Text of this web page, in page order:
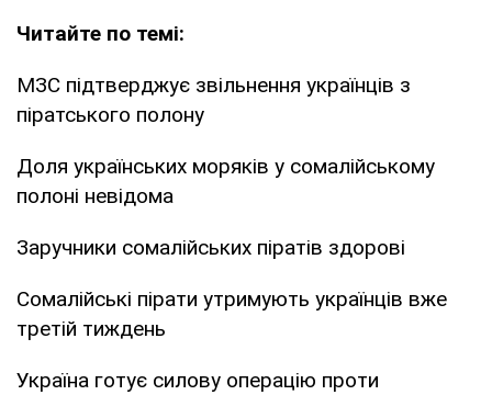
Читайте по темі:
МЗС підтверджує звільнення українців з
піратського полону
Доля українських моряків у сомалійському
полоні невідома
Заручники сомалійських піратів здорові
Сомалійські пірати утримують українців вже
третій тиждень
Україна готує силову операцію проти